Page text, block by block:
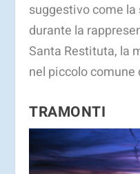
suggestivo come
durante la
Santa Restituta, la
nel piccolo comune
TRAMONTI